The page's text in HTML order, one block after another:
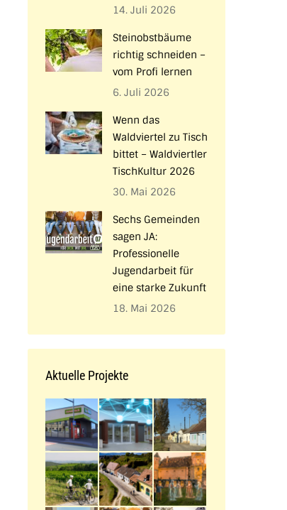
14. Juli 2026
Steinobstbäume
richtig schneiden –
vom Profi lernen
6. Juli 2026
Wenn das
Waldviertel zu Tisch
bittet – Waldviertler
TischKultur 2026
30. Mai 2026
Sechs Gemeinden
sagen JA:
Professionelle
Jugendarbeit für
eine starke Zukunft
18. Mai 2026
Aktuelle Projekte